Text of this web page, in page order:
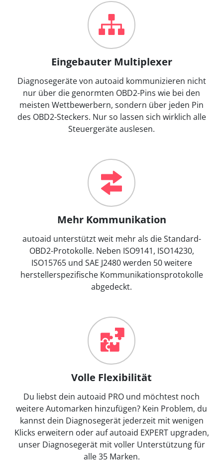
Eingebauter Multiplexer
Diagnosegeräte von autoaid kommunizieren nicht
nur über die genormten OBD2-Pins wie bei den
meisten Wettbewerbern, sondern über jeden Pin
des OBD2-Steckers. Nur so lassen sich wirklich alle
Steuergeräte auslesen.
Mehr Kommunikation
autoaid unterstützt weit mehr als die Standard-
OBD2-Protokolle. Neben ISO9141, ISO14230,
ISO15765 und SAE J2480 werden 50 weitere
herstellerspezifische Kommunikationsprotokolle
abgedeckt.
Volle Flexibilität
Du liebst dein autoaid PRO und möchtest noch
weitere Automarken hinzufügen? Kein Problem, du
kannst dein Diagnosegerät jederzeit mit wenigen
Klicks erweitern oder auf autoaid EXPERT upgraden,
unser Diagnosegerät mit voller Unterstützung für
alle 35 Marken.